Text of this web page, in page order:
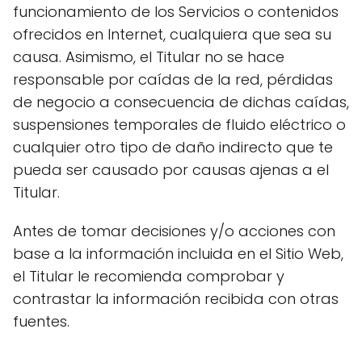
funcionamiento de los Servicios o contenidos
ofrecidos en Internet, cualquiera que sea su
causa. Asimismo, el Titular no se hace
responsable por caídas de la red, pérdidas
de negocio a consecuencia de dichas caídas,
suspensiones temporales de fluido eléctrico o
cualquier otro tipo de daño indirecto que te
pueda ser causado por causas ajenas a el
Titular.
Antes de tomar decisiones y/o acciones con
base a la información incluida en el Sitio Web,
el Titular le recomienda comprobar y
contrastar la información recibida con otras
fuentes.